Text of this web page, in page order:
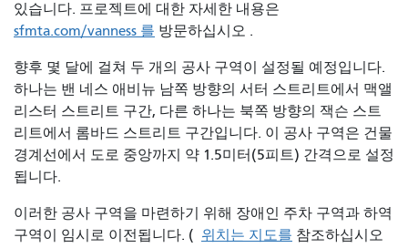
있습니다. 프로젝트에 대한 자세한 내용은
sfmta.com/vanness 를 방문하십시오 .
향후 몇 달에 걸쳐 두 개의 공사 구역이 설정될 예정입니다.
하나는 밴 네스 애비뉴 남쪽 방향의 서터 스트리트에서 맥앨
리스터 스트리트 구간, 다른 하나는 북쪽 방향의 잭슨 스트
리트에서 롬바드 스트리트 구간입니다. 이 공사 구역은 건물
경계선에서 도로 중앙까지 약 1.5미터(5피트) 간격으로 설정
됩니다.
이러한 공사 구역을 마련하기 위해 장애인 주차 구역과 하역
구역이 임시로 이전됩니다. ( 위치는 지도를 참조하십시오